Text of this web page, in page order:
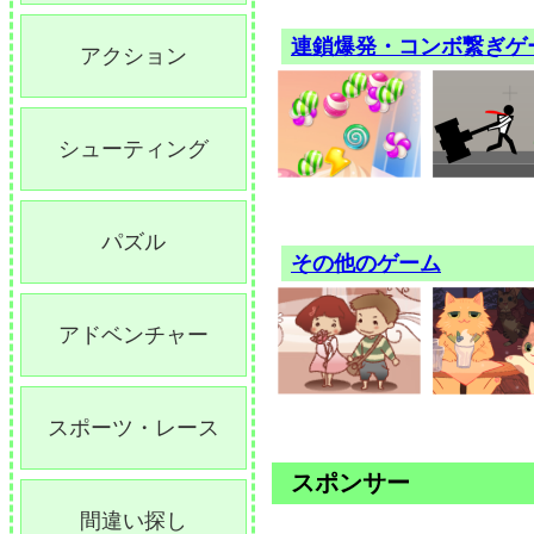
連鎖爆発・コンボ繋ぎゲ
その他のゲーム
スポンサー
アクション
シューティング
パズル
アドベンチャー
スポーツ・レース
間違い探し